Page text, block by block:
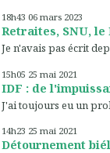
18h43 06 mars 2023
Retraites, SNU, le
Je n'avais pas écrit
15h05 25 mai 2021
IDF : de
J'ai toujours eu un
14h23 25 mai 2021
Détournement